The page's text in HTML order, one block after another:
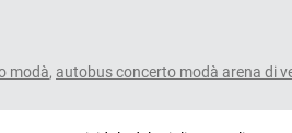
modà, autobus concerto modà arena di